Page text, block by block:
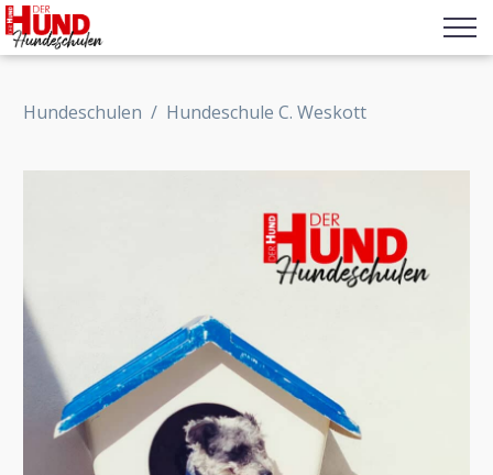
Hundeschulen / Hundeschule C. Weskott